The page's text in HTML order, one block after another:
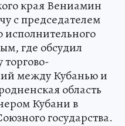
края Вениамин
с председателем
исполнительного
где обсудил
между Кубанью и
область
Кубани в
государства.